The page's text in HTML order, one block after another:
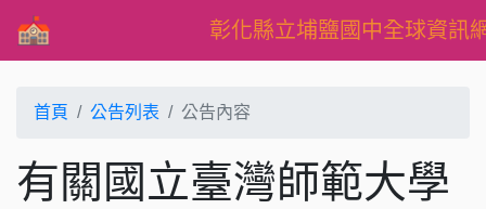
彰化縣立埔鹽國中全球資訊
首頁 公告列表 公告內容
有關國立臺灣師範大學